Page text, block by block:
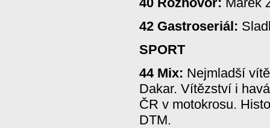
42 Gastroseriál:
SPORT
44 Mix: Nejmladší
Dakar. Vítězství i
ČR v motokrosu.
DTM.